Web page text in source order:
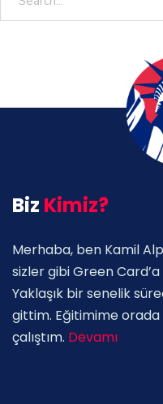
Biz Kimiz?
Merhaba, ben Kamil
sizler gibi Green
Yaklaşık bir senelik
gittim. Eğitimime orada
çalıştım. Devamı